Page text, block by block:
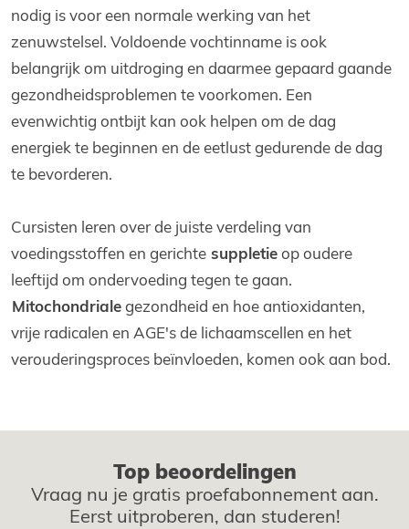
nodig is voor een normale werking van het
zenuwstelsel. Voldoende vochtinname is ook
belangrijk om uitdroging en daarmee gepaard gaande
gezondheidsproblemen te voorkomen. Een
evenwichtig ontbijt kan ook helpen om de dag
energiek te beginnen en de eetlust gedurende de dag
te bevorderen.
Cursisten leren over de juiste verdeling van
voedingsstoffen en gerichte suppletie op oudere
leeftijd om ondervoeding tegen te gaan.
Mitochondriale gezondheid en hoe antioxidanten,
vrije radicalen en AGE's de lichaamscellen en het
verouderingsproces beïnvloeden, komen ook aan bod.
Top beoordelingen
Vraag nu je gratis proefabonnement aan.
Eerst uitproberen, dan studeren!